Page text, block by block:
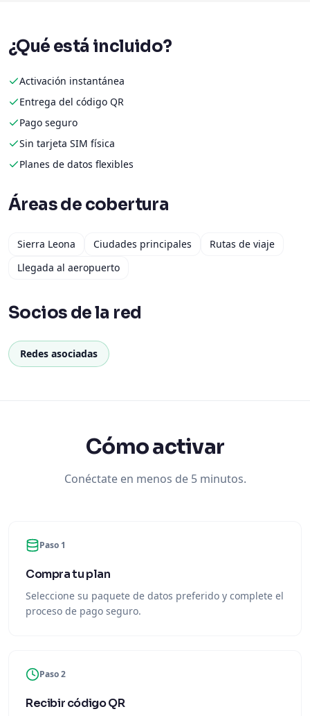
¿Qué está incluido?
Activación instantánea
Entrega del código QR
Pago seguro
Sin tarjeta SIM física
Planes de datos flexibles
Áreas de cobertura
Sierra Leona Ciudades principales
Rutas de viaje
Llegada al aeropuerto
Socios de la red
Redes asociadas
Cómo activar
Conéctate en menos de 5 minutos.
Paso 1
Compra tu plan
Seleccione su paquete de datos preferido y complete el
proceso de pago seguro.
Paso 2
Recibir código QR